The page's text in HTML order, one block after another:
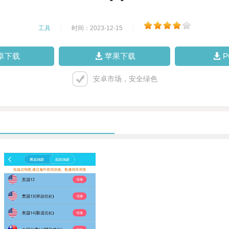
工具 时间：2023-12-15
下载 苹果下载
安卓市场，安全绿色